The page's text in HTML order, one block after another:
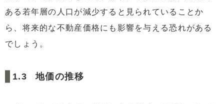
ある若年層の人口が減少すると見られていることか
ら、将来的な不動産価格にも影響を与える恐れがある
でしょう。
地価の推移